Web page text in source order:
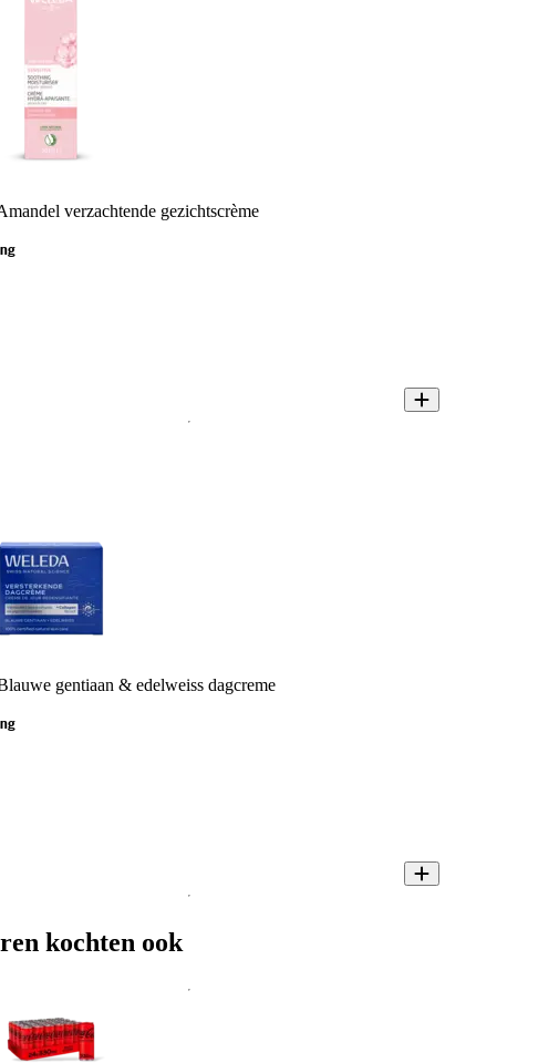
verzachtende gezichtscrème
gentiaan & edelweiss dagcreme
kochten ook